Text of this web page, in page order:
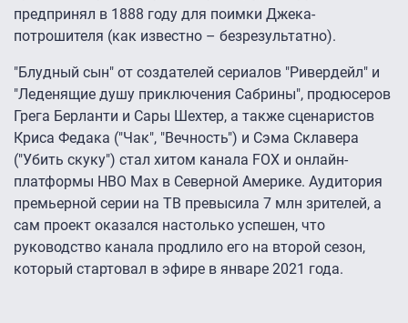
предпринял в 1888 году для поимки Джека-
потрошителя (как известно – безрезультатно).
"Блудный сын" от создателей сериалов "Ривердейл" и
"Леденящие душу приключения Сабрины", продюсеров
Грега Берланти и Сары Шехтер, а также сценаристов
Криса Федака ("Чак", "Вечность") и Сэма Склавера
("Убить скуку") стал хитом канала FOX и онлайн-
платформы HBO Max в Северной Америке. Аудитория
премьерной серии на ТВ превысила 7 млн зрителей, а
сам проект оказался настолько успешен, что
руководство канала продлило его на второй сезон,
который стартовал в эфире в январе 2021 года.